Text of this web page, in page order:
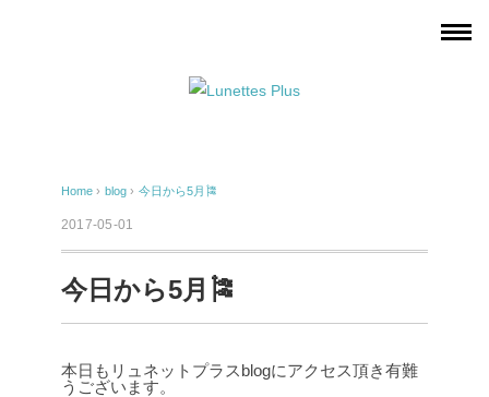
Home › blog › 今日から5月🎏
2017-05-01
今日から5月🎏
本日もリュネットプラスblogにアクセス頂き有難
うございます。